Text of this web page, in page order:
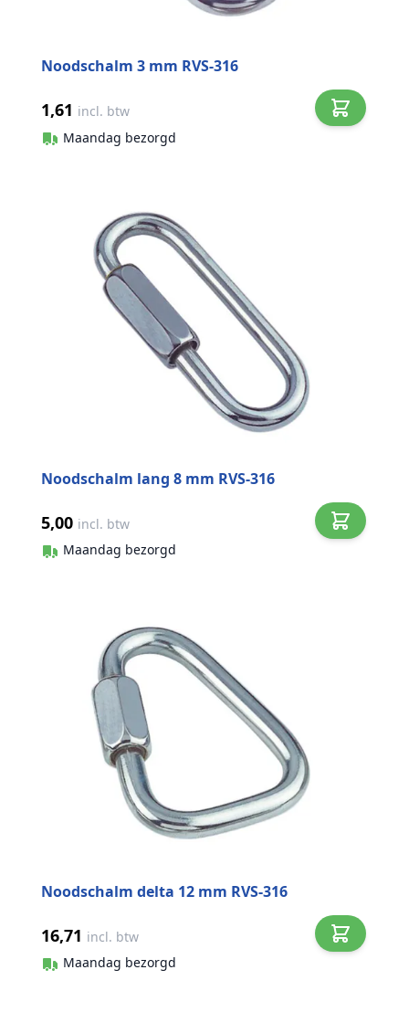
Noodschalm 3 mm RVS-316
1,61 incl. btw
Maandag bezorgd
Noodschalm lang 8 mm RVS-316
5,00 incl. btw
Maandag bezorgd
Noodschalm delta 12 mm RVS-316
16,71 incl. btw
Maandag bezorgd